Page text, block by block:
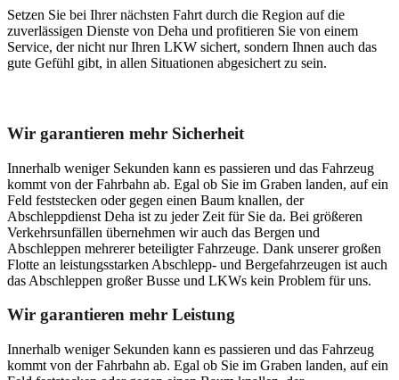
Setzen Sie bei Ihrer nächsten Fahrt durch die Region auf die
zuverlässigen Dienste von Deha und profitieren Sie von einem
Service, der nicht nur Ihren LKW sichert, sondern Ihnen auch das
gute Gefühl gibt, in allen Situationen abgesichert zu sein.
Wir garantieren mehr Sicherheit
Innerhalb weniger Sekunden kann es passieren und das Fahrzeug
kommt von der Fahrbahn ab. Egal ob Sie im Graben landen, auf ein
Feld feststecken oder gegen einen Baum knallen, der
Abschleppdienst Deha ist zu jeder Zeit für Sie da. Bei größeren
Verkehrsunfällen übernehmen wir auch das Bergen und
Abschleppen mehrerer beteiligter Fahrzeuge. Dank unserer großen
Flotte an leistungsstarken Abschlepp- und Bergefahrzeugen ist auch
das Abschleppen großer Busse und LKWs kein Problem für uns.
Wir garantieren mehr Leistung
Innerhalb weniger Sekunden kann es passieren und das Fahrzeug
kommt von der Fahrbahn ab. Egal ob Sie im Graben landen, auf ein